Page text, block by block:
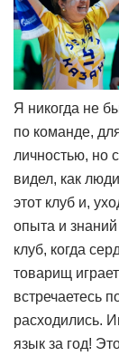
Я никогда не
по команде,
личностью, но
видел, как
этот клуб и,
опыта и
клуб, когда
товарищ
встречаетесь
расходились.
язык за год!